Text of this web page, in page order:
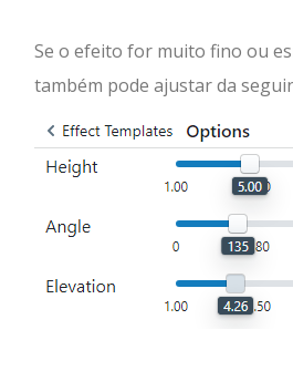
Se o efeito for muito fino ou
também pode ajustar da